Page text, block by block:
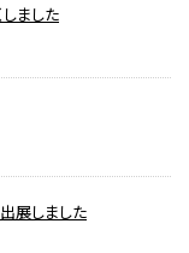
ました
展しました